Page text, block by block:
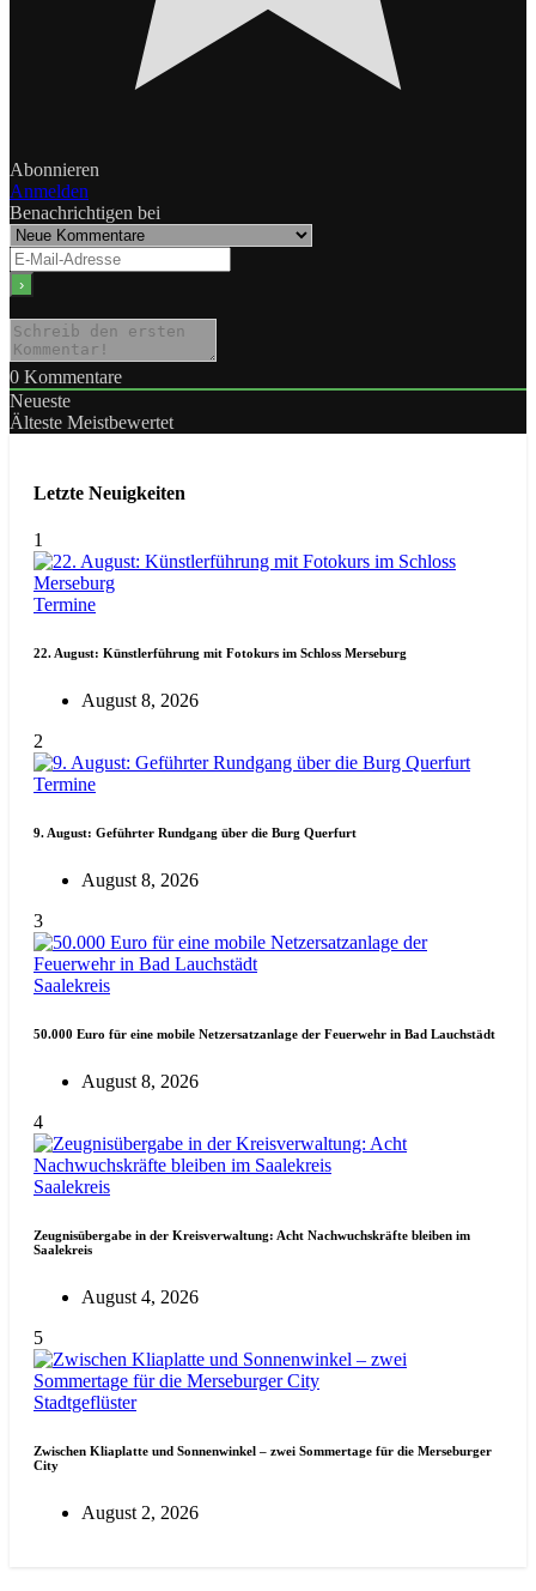
Abonnieren
Anmelden
Benachrichtigen bei
0 Kommentare
Neueste
Älteste Meistbewertet
Letzte Neuigkeiten
1
Termine
22. August: Künstlerführung mit Fotokurs im Schloss Merseburg
August 8, 2026
2
Termine
9. August: Geführter Rundgang über die Burg Querfurt
August 8, 2026
3
Saalekreis
50.000 Euro für eine mobile Netzersatzanlage der Feuerwehr in Bad Lauchstädt
August 8, 2026
4
Saalekreis
Zeugnisübergabe in der Kreisverwaltung: Acht Nachwuchskräfte bleiben im
Saalekreis
August 4, 2026
5
Stadtgeflüster
Zwischen Kliaplatte und Sonnenwinkel – zwei Sommertage für die Merseburger
City
August 2, 2026